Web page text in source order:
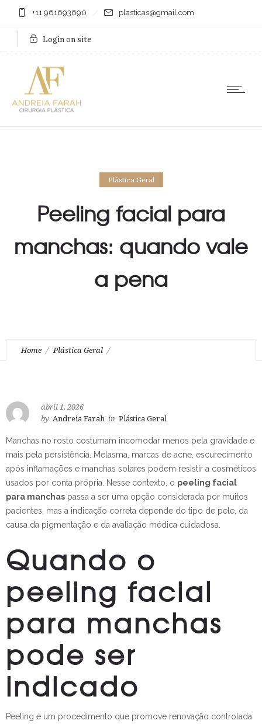
+11 961693690 plasticas@gmail.com
Login on site
Plástica Geral
Peeling facial para
manchas: quando vale
a pena
Home Plástica Geral
abril 1, 2026
by Andreia Farah in Plástica Geral
Manchas no rosto costumam incomodar menos pela gravidade e
mais pela persistência. Melasma, marcas de acne, escurecimento
após inflamações e manchas solares podem resistir a cosméticos
usados por conta própria. Nesse contexto, o peeling facial
para manchas passa a ser uma opção considerada por muitos
pacientes, mas a indicação correta depende do tipo de pele, da
causa da pigmentação e da avaliação médica cuidadosa.
Quando o
peeling facial
para manchas
pode ser
indicado
Peeling é um procedimento que promove renovação controlada